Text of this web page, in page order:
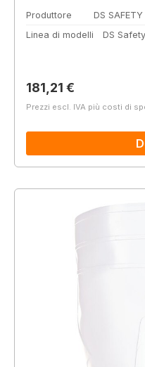
Produttore
DS SAFETY
Linea di modelli
DS
Prezzo normale:
181,21 €
Prezzi escl. IVA più costi di